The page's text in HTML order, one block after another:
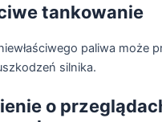
tankowanie
paliwa może
silnika.
o